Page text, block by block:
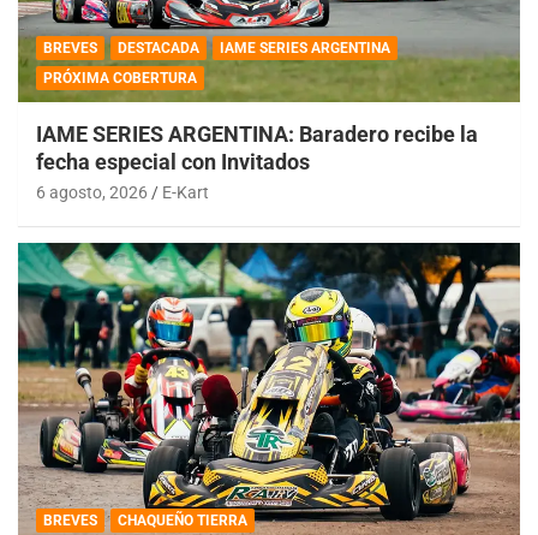
BREVES DESTACADA
IAME SERIES ARGENTINA
PRÓXIMA COBERTURA
IAME SERIES ARGENTINA: Baradero recibe la
fecha especial con Invitados
6 agosto, 2026 E-Kart
BREVES CHAQUEÑO TIERRA